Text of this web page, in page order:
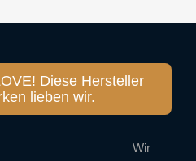
Diese Hersteller
lieben wir.
Wir